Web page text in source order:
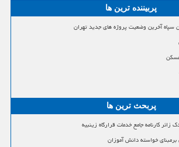
پربیننده ترین ها
سپاه آخرین وضعیت پروژه های جدید تهران
پربحث ترین ها
خواسته دانش آموزان